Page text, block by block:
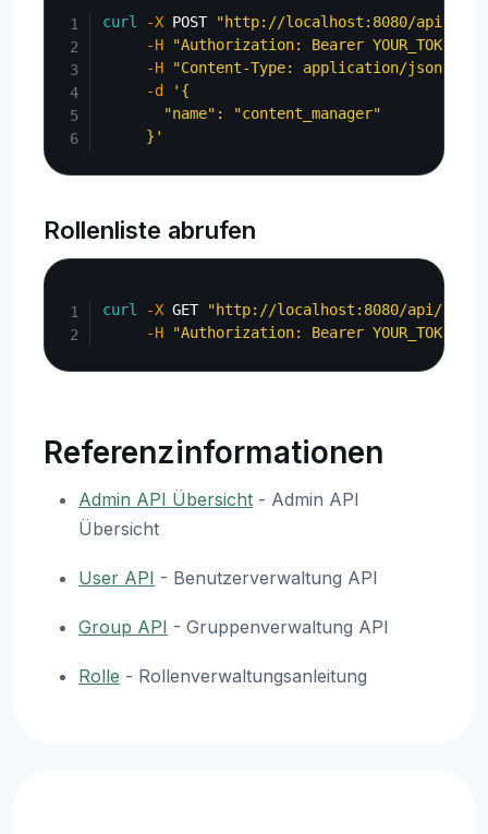
curl -X POST "http://localhost:8080/api/
-H
"Authorization: Bearer YOUR_TOKEN"
-H
"Content-Type: application/json"
-d
'{
       "name": "content_manager"
     }'
Rollenliste abrufen
curl -X GET "http://localhost:8080/api/
-H
"Authorization: Bearer YOUR_TOKEN"
Referenzinformationen
Admin API Übersicht - Admin API
Übersicht
User API - Benutzerverwaltung API
Group API - Gruppenverwaltung API
Rolle - Rollenverwaltungsanleitung